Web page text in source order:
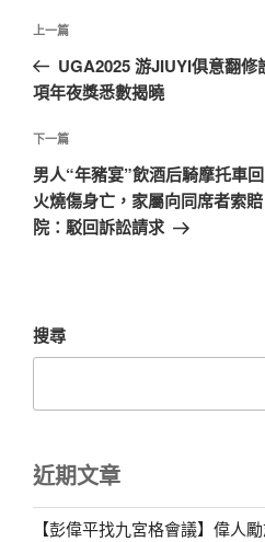
文
導
覽
上
一
篇
章
上一篇
UGA2025 游JIUYI俱意翻修
項年夜獎悉數揭曉
下
一
篇
文
下一篇
男人“年豬宴”飲酒后騎摩托車
火燒傷身亡，家屬向同席者索
院：駁回訴訟請求
搜尋
近期文章
【彭偉平找九宮格會議】偉人